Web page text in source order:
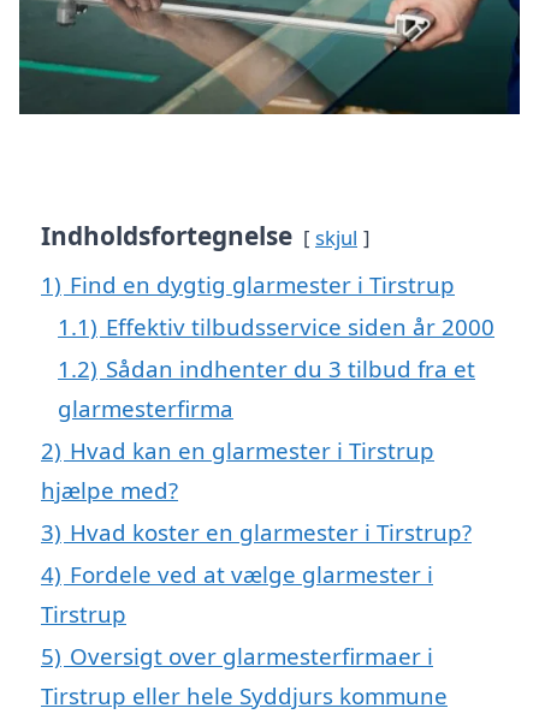
Indholdsfortegnelse skjul
1) Find en dygtig glarmester i Tirstrup
1.1) Effektiv tilbudsservice siden år 2000
1.2) Sådan indhenter du 3 tilbud fra et
glarmesterfirma
2) Hvad kan en glarmester i Tirstrup
hjælpe med?
3) Hvad koster en glarmester i Tirstrup?
4) Fordele ved at vælge glarmester i
Tirstrup
5) Oversigt over glarmesterfirmaer i
Tirstrup eller hele Syddjurs kommune